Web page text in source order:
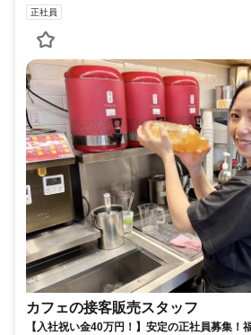
正社員
カフェの接客販売スタッフ
【入社祝い金40万円！】安定の正社員募集